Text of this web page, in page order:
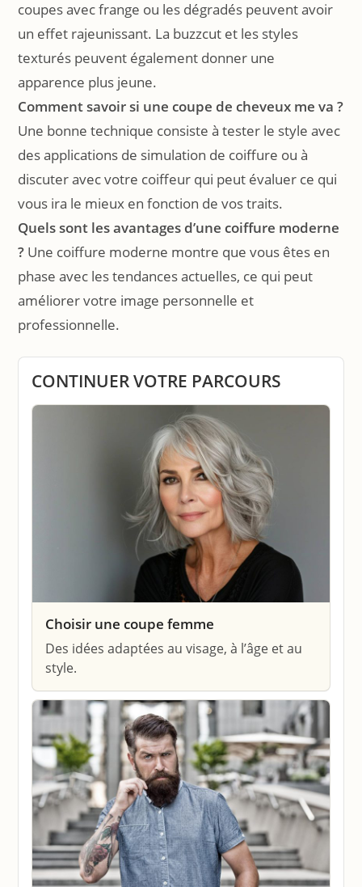
coupes avec frange ou les dégradés peuvent avoir
un effet rajeunissant. La buzzcut et les styles
texturés peuvent également donner une
apparence plus jeune.
Comment savoir si une coupe de cheveux me va ?
Une bonne technique consiste à tester le style avec
des applications de simulation de coiffure ou à
discuter avec votre coiffeur qui peut évaluer ce qui
vous ira le mieux en fonction de vos traits.
Quels sont les avantages d’une coiffure moderne
? Une coiffure moderne montre que vous êtes en
phase avec les tendances actuelles, ce qui peut
améliorer votre image personnelle et
professionnelle.
CONTINUER VOTRE PARCOURS
Choisir une coupe femme
Des idées adaptées au visage, à l’âge et au
style.